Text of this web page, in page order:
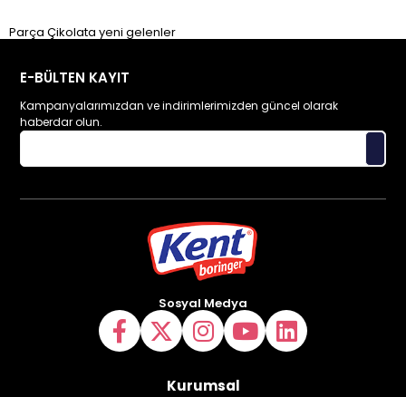
Parça Çikolata yeni gelenler
E-BÜLTEN KAYIT
Kampanyalarımızdan ve indirimlerimizden güncel olarak
haberdar olun.
Sosyal Medya
Kurumsal